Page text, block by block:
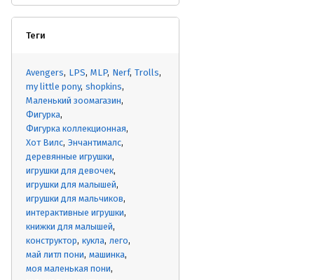
Теги
Avengers LPS MLP Nerf Trolls
my little pony shopkins
Маленький зоомагазин
Фигурка
Фигурка коллекционная
Хот Вилс Энчантималс
деревянные игрушки
игрушки для девочек
игрушки для малышей
игрушки для мальчиков
интерактивные игрушки
книжки для малышей
конструктор кукла лего
май литл пони машинка
моя маленькая пони